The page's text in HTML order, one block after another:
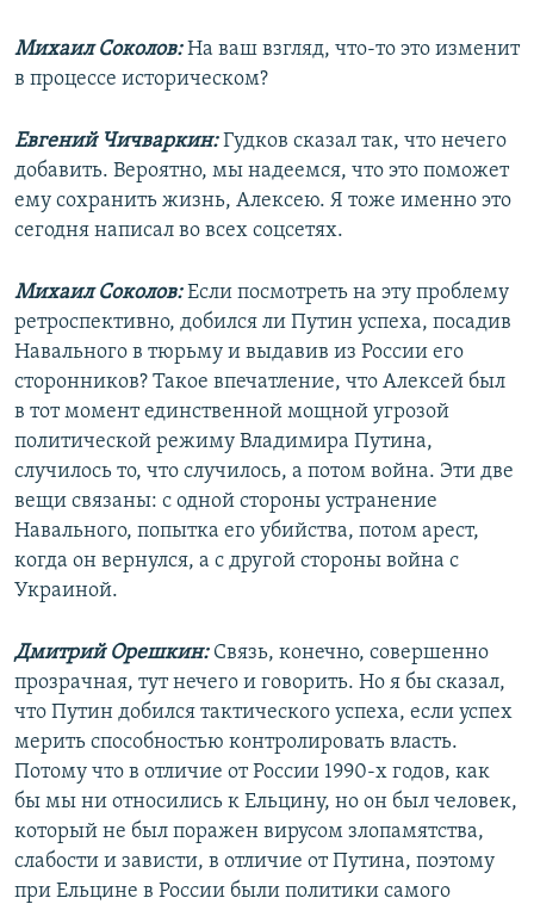
Михаил Соколов:На ваш взгляд, что-то это изменит
в процессе историческом?
Евгений Чичваркин:Гудков сказал так, что нечего
добавить. Вероятно, мы надеемся, что это поможет
ему сохранить жизнь, Алексею. Я тоже именно это
сегодня написал во всех соцсетях.
Михаил Соколов:Если посмотреть на эту проблему
ретроспективно, добился ли Путин успеха, посадив
Навального в тюрьму и выдавив из России его
сторонников? Такое впечатление, что Алексей был
в тот момент единственной мощной угрозой
политической режиму Владимира Путина,
случилось то, что случилось, а потом война. Эти две
вещи связаны: с одной стороны устранение
Навального, попытка его убийства, потом арест,
когда он вернулся, а с другой стороны война с
Украиной.
Дмитрий Орешкин:Связь, конечно, совершенно
прозрачная, тут нечего и говорить. Но я бы сказал,
что Путин добился тактического успеха, если успех
мерить способностью контролировать власть.
Потому что в отличие от России 1990-х годов, как
бы мы ни относились к Ельцину, но он был человек,
который не был поражен вирусом злопамятства,
слабости и зависти, в отличие от Путина, поэтому
при Ельцине в России были политики самого